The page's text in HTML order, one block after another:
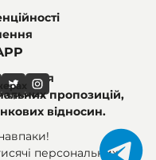
пропозицій,
відносин.
персональних